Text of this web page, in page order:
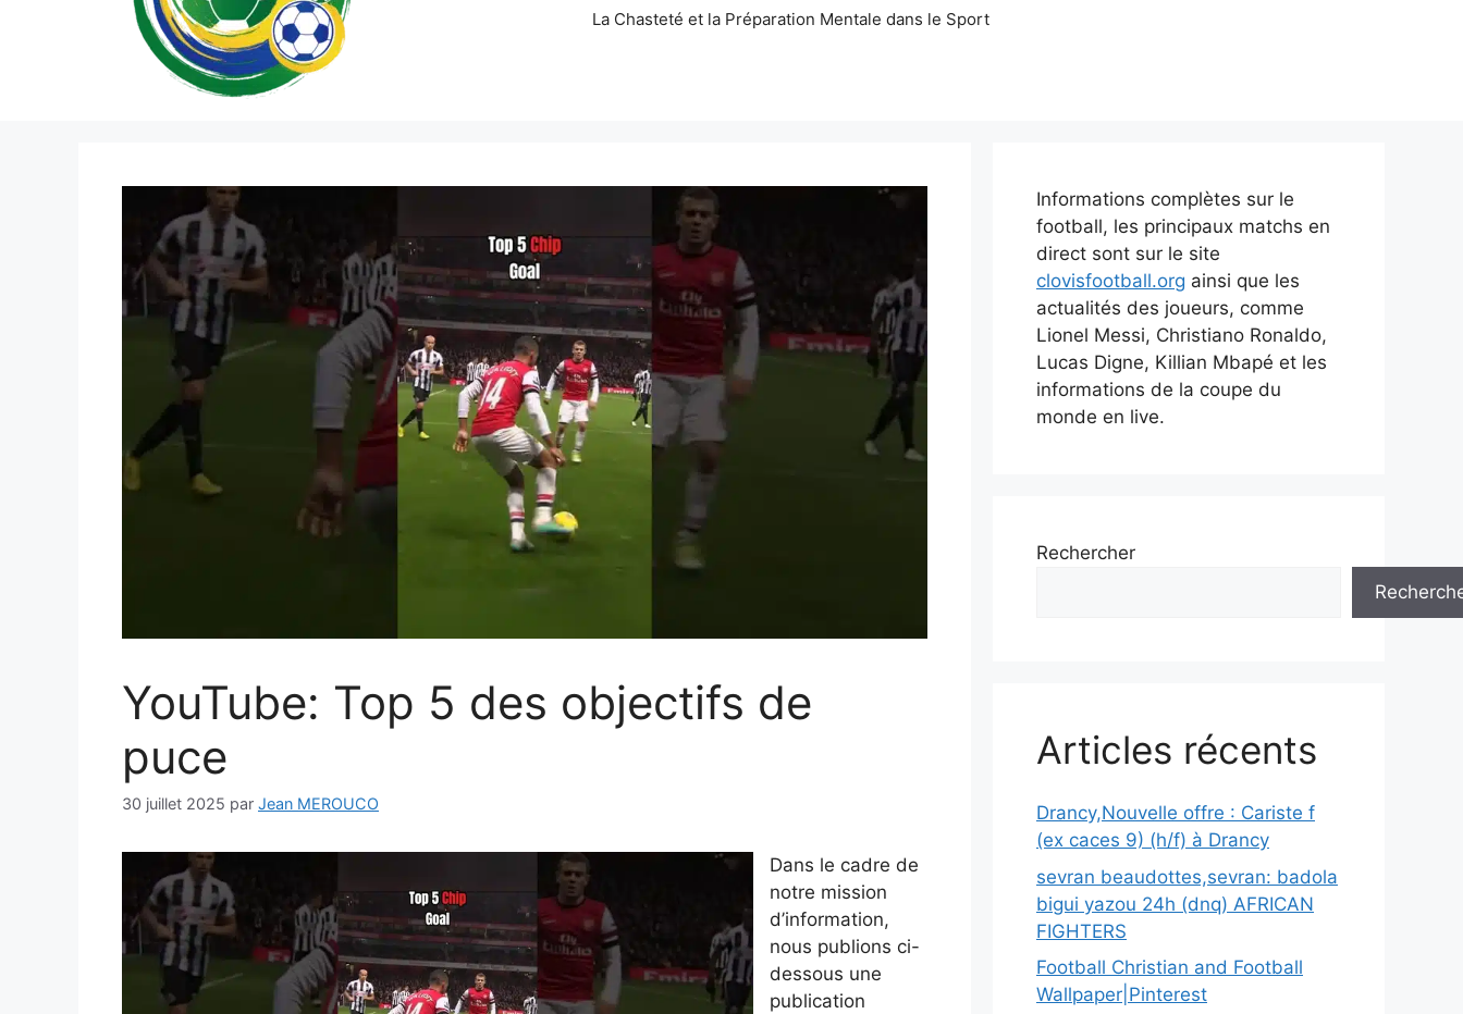
La Chasteté et la Préparation Mentale dans le Sport
YouTube: Top 5 des objectifs de
puce
30 juillet 2025 par Jean MEROUCO
Dans le cadre de
notre mission
d’information,
nous publions ci-
dessous une
publication
Informations complètes sur le
football, les principaux matchs en
direct sont sur le site
clovisfootball.org ainsi que les
actualités des joueurs, comme
Lionel Messi, Christiano Ronaldo,
Lucas Digne, Killian Mbapé et les
informations de la coupe du
monde en live.
Rechercher
Articles récents
Drancy,Nouvelle offre : Cariste f
(ex caces 9) (h/f) à Drancy
sevran beaudottes,sevran: badola
bigui yazou 24h (dnq) AFRICAN
FIGHTERS
Football Christian and Football
Wallpaper|Pinterest